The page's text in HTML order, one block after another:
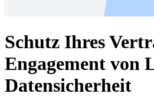
Schutz Ihres
Engagement von
Datensicherheit